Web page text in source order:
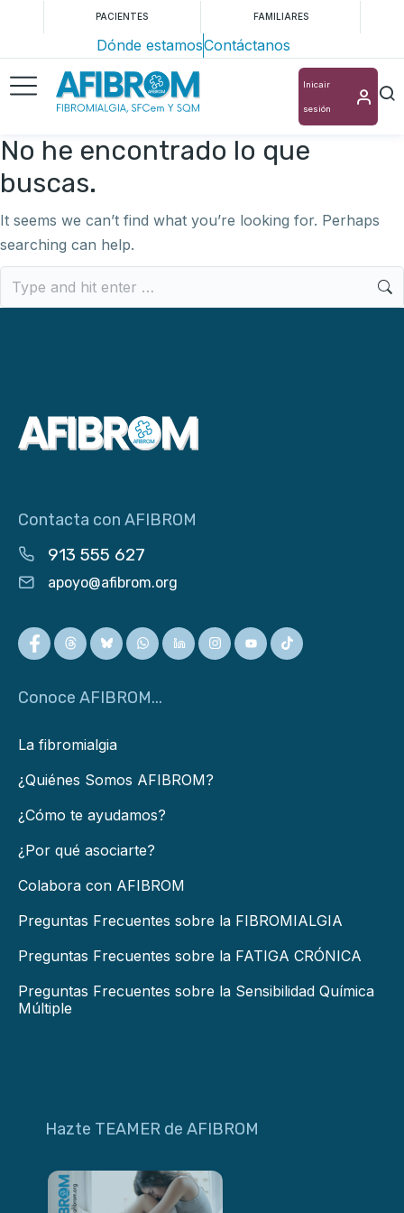
PACIENTES FAMILIARES
Dónde estamosContáctanos
Inicair
sesión
No he encontrado lo que
buscas.
It seems we can’t find what you’re looking for. Perhaps
searching can help.
Contacta con AFIBROM
913 555 627
apoyo@afibrom.org
Conoce AFIBROM...
La fibromialgia
¿Quiénes Somos AFIBROM?
¿Cómo te ayudamos?
¿Por qué asociarte?
Colabora con AFIBROM
Preguntas Frecuentes sobre la FIBROMIALGIA
Preguntas Frecuentes sobre la FATIGA CRÓNICA
Preguntas Frecuentes sobre la Sensibilidad Química
Múltiple
Hazte TEAMER de AFIBROM